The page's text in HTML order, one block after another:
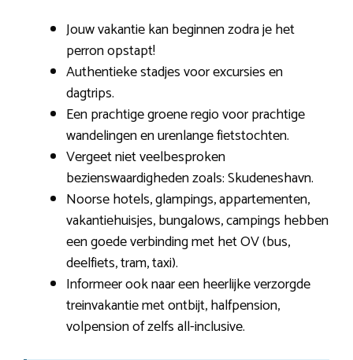
Jouw vakantie kan beginnen zodra je het
perron opstapt!
Authentieke stadjes voor excursies en
dagtrips.
Een prachtige groene regio voor prachtige
wandelingen en urenlange fietstochten.
Vergeet niet veelbesproken
bezienswaardigheden zoals: Skudeneshavn.
Noorse hotels, glampings, appartementen,
vakantiehuisjes, bungalows, campings hebben
een goede verbinding met het OV (bus,
deelfiets, tram, taxi).
Informeer ook naar een heerlijke verzorgde
treinvakantie met ontbijt, halfpension,
volpension of zelfs all-inclusive.